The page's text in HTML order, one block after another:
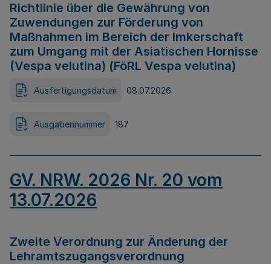
Richtlinie über die Gewährung von
Zuwendungen zur Förderung von
Maßnahmen im Bereich der Imkerschaft
zum Umgang mit der Asiatischen Hornisse
(Vespa velutina) (FöRL Vespa velutina)
Ausfertigungsdatum 08.07.2026
Ausgabennummer 187
GV. NRW. 2026 Nr. 20 vom
13.07.2026
Zweite Verordnung zur Änderung der
Lehramtszugangsverordnung